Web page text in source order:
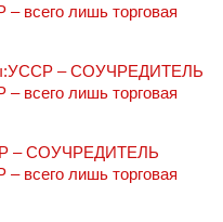
всего лишь торговая
– СОУЧРЕДИТЕЛЬ
всего лишь торговая
– СОУЧРЕДИТЕЛЬ
всего лишь торговая